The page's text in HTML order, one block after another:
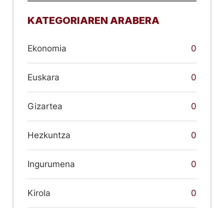
KATEGORIAREN ARABERA
Ekonomia 0
Euskara 0
Gizartea 0
Hezkuntza 0
Ingurumena 0
Kirola 0